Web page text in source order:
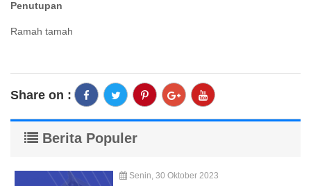
Penutupan
Ramah tamah
Share on :
Berita Populer
Senin, 30 Oktober 2023